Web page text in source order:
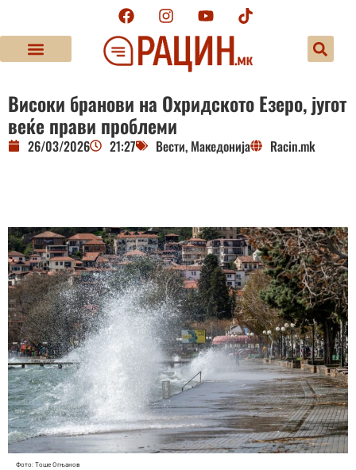
Високи бранови на Охридското Езеро, југот
веќе прави проблеми
26/03/2026 21:27 Вести, Македонија Racin.mk
Фото: Тоше Огњанов